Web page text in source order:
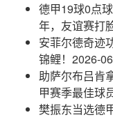
德甲19球0点
年，友谊赛打
安菲尔德奇迹
锦鲤！ 2026-
助萨尔布吕肯
甲赛季最佳球
樊振东当选德